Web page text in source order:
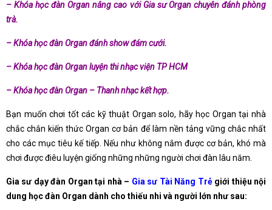
– Khóa học đàn Organ nâng cao với Gia sư Organ chuyên đánh phòng
trà.
– Khóa học đàn Organ đánh show đám cưới.
– Khóa học đàn Organ luyện thi nhạc viện TP HCM
– Khóa học đàn Organ – Thanh nhạc kết hợp.
Bạn muốn chơi tốt các kỹ thuật Organ solo, hãy học Organ tại nhà
chắc chắn kiến thức Organ cơ bản để làm nền tảng vững chắc nhất
cho các mục tiêu kế tiếp. Nếu như không nắm được cơ bản, khó mà
chơi được điêu luyện giống những những người chơi đàn lâu năm.
Gia sư dạy đàn Organ tại nhà – Gia sư Tài Năng Trẻ giới thiệu nội
dung học đàn Organ dành cho thiếu nhi và người lớn như sau: